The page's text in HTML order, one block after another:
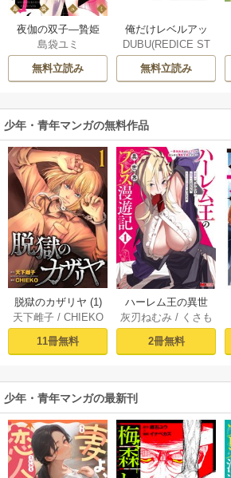
夜伽の双子―贄姫
は二人の王子に愛
される―
島袋ユミ
無料立読み
俺だけレベルアッ
プな件
DUBU(REDICE ST
UDIO)
/ Chugong
h-goon
無料立読み
少年・青年マンガの無料作品
脱獄のカザリヤ (1)
天下雌子/ CHIEKO
11冊無料
ハーレム王の異世
界プレス漫遊記 ～
最強無双のおじさ
んはあらゆる種族
ミック） 1巻
灰刃ねむみ / くさも
2冊無料
少年・青年マンガの最新刊